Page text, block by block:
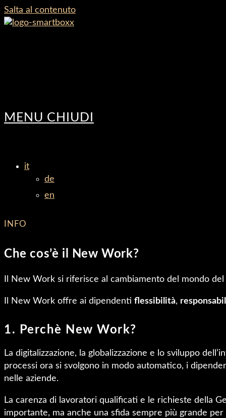
Salta al contenuto
MENU CHIUDI
it
de
en
INFO
Che cos’è il New Work?
Il New Work si riferisce al cambiamento del mondo
Il New Work offre ai dipendenti flessibilità,
1. Perchè New Work?
La digitalizzazione, la globalizzazione e lo sviluppo
processi ora si svolgono in modo automatico, i
nelle aziende.
La carenza di lavoratori qualificati e le richieste della
importante, ma anche una sfida sempre più grande per